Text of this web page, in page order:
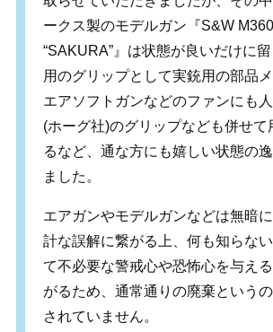
ークス製のモデルガン『S&W
“SAKURA”』は状態が良いだけに
用のグリップとして実銃用の部品
エアソフトガンなどのファンにも
(ホーグ社)のグリップなども併せて
るなど、通な方にも嬉しい状態の
ました。
エアガンやモデルガンなどは無暗
計な誤解に繋がる上、何も知らな
て不必要な警戒心や恐怖心を与え
がるため、通常通りの廃棄という
されていません。